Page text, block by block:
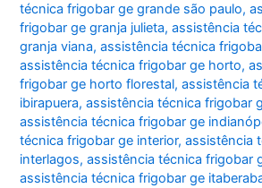
técnica frigobar ge grande são paulo,
frigobar ge granja julieta,assistência
granja viana,assistência técnica
assistência técnica frigobar ge horto,
frigobar ge horto florestal,assistência
ibirapuera,assistência técnica frigobar
assistência técnica frigobar ge
técnica frigobar ge interior,assistência
interlagos,assistência técnica frigobar
assistência técnica frigobar ge